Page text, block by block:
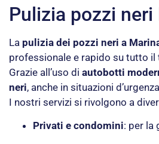
Pulizia pozzi
La pulizia dei pozzi neri a
professionale e rapido su tutto
Grazie all’uso di autobotti
neri, anche in situazioni
I nostri servizi si rivolgono a
Privati e condomini: per la